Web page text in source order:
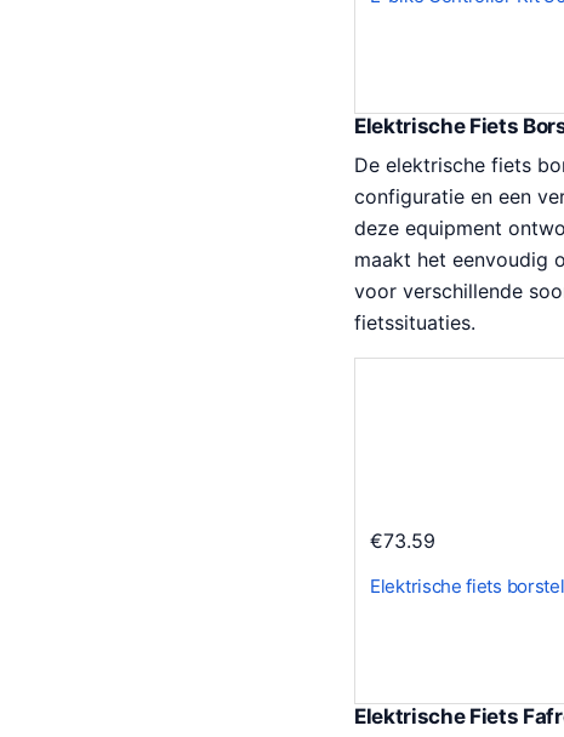
Elektrische Fiets
De elektrische fiets
configuratie en een
deze equipment
maakt het eenvoudig
voor verschillende
fietssituaties.
€73.59
Elektrische fiets
Elektrische Fiets